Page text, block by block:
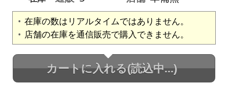
在庫の数はリアルタイムではありません。
店舗の在庫を通信販売で購入できません。
カートに入れる(読込中...)